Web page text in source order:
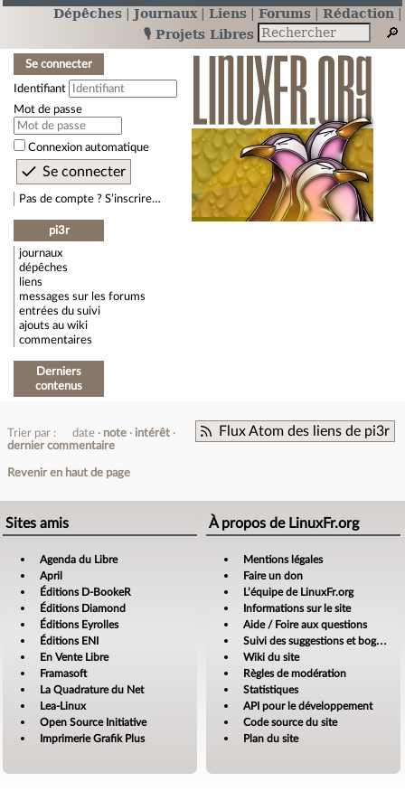
Dépêches Journaux Liens Forums
Rédaction
🎙️ Projets Libres
Se connecter
Identifiant
Mot de passe
Connexion automatique
Pas de compte ? S’inscrire…
pi3r
journaux
dépêches
liens
messages sur les forums
entrées du suivi
ajouts au wiki
commentaires
Derniers
contenus
Flux Atom des liens de pi3r
Trier par : date note
intérêt
dernier commentaire
Revenir en haut de page
Sites amis
Agenda du Libre
April
Éditions D-BookeR
Éditions Diamond
Éditions Eyrolles
Éditions ENI
En Vente Libre
Framasoft
La Quadrature du Net
Lea-Linux
Open Source Initiative
Imprimerie Grafik Plus
À propos de LinuxFr.org
Mentions légales
Faire un don
L’équipe de LinuxFr.org
Informations sur le site
Aide / Foire aux questions
Suivi des suggestions et bogues
Wiki du site
Règles de modération
Statistiques
API pour le développement
Code source du site
Plan du site